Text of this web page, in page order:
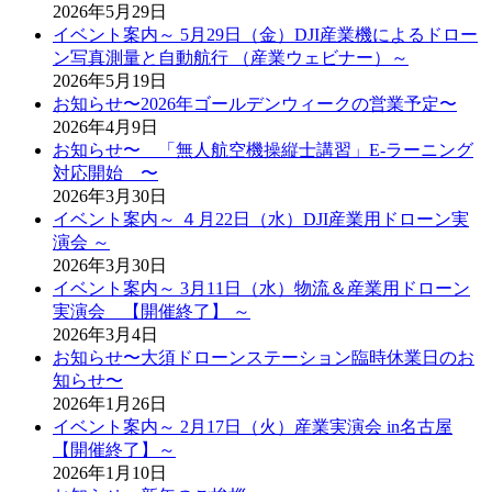
2026年5月29日
イベント案内～ 5月29日（金）DJI産業機によるドロー
ン写真測量と自動航行 （産業ウェビナー）～
2026年5月19日
お知らせ〜2026年ゴールデンウィークの営業予定〜
2026年4月9日
お知らせ〜 「無人航空機操縦士講習」E-ラーニング
対応開始 〜
2026年3月30日
イベント案内～ ４月22日（水）DJI産業用ドローン実
演会 ～
2026年3月30日
イベント案内～ 3月11日（水）物流＆産業用ドローン
実演会 【開催終了】 ～
2026年3月4日
お知らせ〜大須ドローンステーション臨時休業日のお
知らせ〜
2026年1月26日
イベント案内～ 2月17日（火）産業実演会 in名古屋
【開催終了】～
2026年1月10日